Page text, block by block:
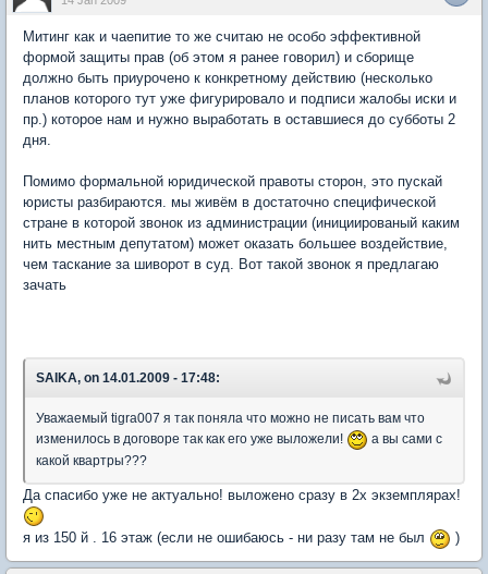
Митинг как и чаепитие то же считаю не особо эффективной
формой защиты прав (об этом я ранее говорил) и сборище
должно быть приурочено к конкретному действию (несколько
планов которого тут уже фигурировало и подписи жалобы иски и
пр.) которое нам и нужно выработать в оставшиеся до субботы 2
дня.
Помимо формальной юридической правоты сторон, это пускай
юристы разбираются. мы живём в достаточно специфической
стране в которой звонок из администрации (инициированый каким
нить местным депутатом) может оказать большее воздействие,
чем таскание за шиворот в суд. Вот такой звонок я предлагаю
зачать
SAIKA, on 14.01.2009 - 17:48:
Уважаемый tigra007 я так поняла что можно не писать вам что
изменилось в договоре так как его уже выложели!
а вы сами с
какой квартры???
Да спасибо уже не актуально! выложено сразу в 2х экземплярах!
я из 150 й . 16 этаж (если не ошибаюсь - ни разу там не был )